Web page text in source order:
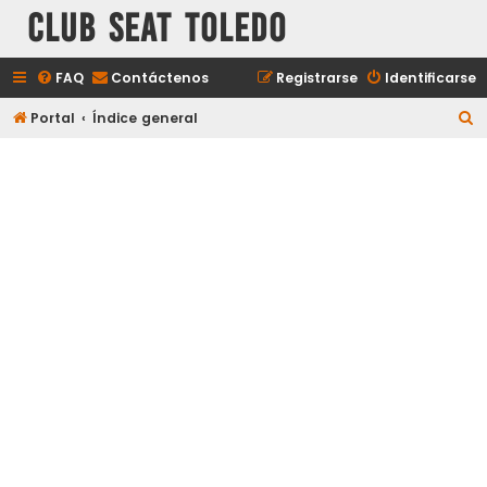
Club Seat Toledo
FAQ Contáctenos Identificarse
Registrarse
Portal Índice general